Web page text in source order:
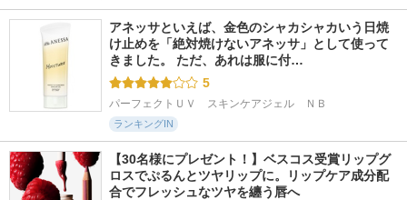
アネッサといえば、金色のシャカシャカいう日焼
け止めを「絶対焼けないアネッサ」として使って
きました。 ただ、あれは服に付…
5
パーフェクトＵＶ　スキンケアジェル　ＮＢ
ランキングIN
【30名様にプレゼント！】ベスコス受賞リップグ
ロスでぷるんとツヤリップに。リップケア成分配
合でフレッシュなツヤを纏う唇へ